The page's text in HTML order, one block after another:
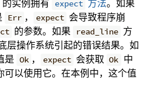
的实例拥有 expect 方法。如果
Err ， expect 会导致程序崩
的参数。如果 read_line 方
层操作系统引起的错误结果。如
是 Ok ， expect 会获取 Ok 中
可以使用它。在本例中，这个值